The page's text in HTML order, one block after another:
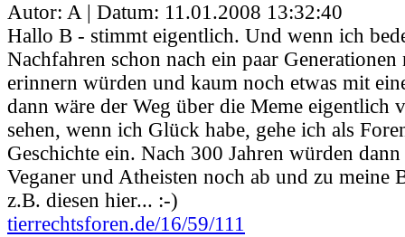
Autor: A | Datum: 11.01.2008 13:32:40
Hallo B - stimmt eigentlich. Und wenn ich
Nachfahren schon nach ein paar
erinnern würden und kaum noch etwas mit
dann wäre der Weg über die Meme eigentlich
sehen, wenn ich Glück habe, gehe ich als
Geschichte ein. Nach 300 Jahren würden
Veganer und Atheisten noch ab und zu meine
z.B. diesen hier... :-)
tierrechtsforen.de/16/59/111